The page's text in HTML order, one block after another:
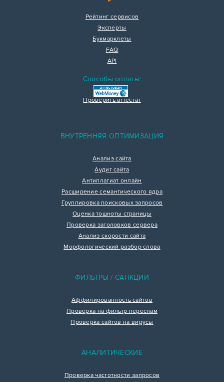
Рейтинг сервисов
Эксперты
Букмарклеты
FAQ
API
Способы оплаты:
Проверить аттестат
ВНУТРЕННЯЯ ОПТИМИЗАЦИЯ
Анализ сайта
Аудит сайта
Антиплагиат онлайн
Расширение семантического ядра
Группировка поисковых запросов
Оценка тошноты страницы
Проверка заголовков сервера
Анализ скорости сайта
Морфологический разбор слова
ФИЛЬТРЫ / САНКЦИИ
Аффилированность сайтов
Проверка на фильтр переспам
Проверка сайтов на вирусы
АНАЛИТИЧЕСКИЕ
Проверка частотности запросов